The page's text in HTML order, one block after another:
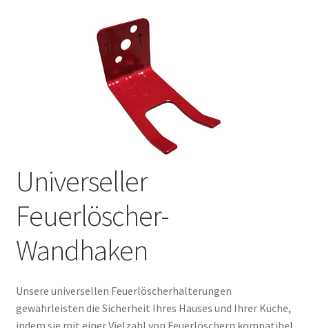
Universeller
Feuerlöscher-
Wandhaken
Unsere universellen Feuerlöscherhalterungen
gewährleisten die Sicherheit Ihres Hauses und Ihrer Küche,